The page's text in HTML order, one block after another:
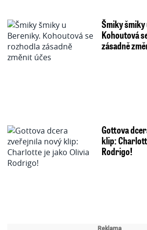
Šmiky
Kohoutová
zásadně
Gottova
klip:
Rodrigo!